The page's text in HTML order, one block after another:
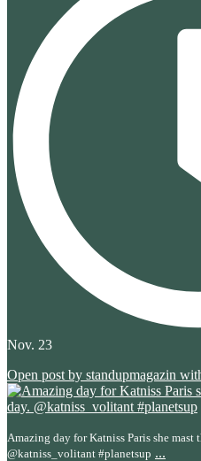
Nov. 23
Open post by standupmagazin
Amazing day for Katniss Paris she mast
@katniss_volitant #planetsup ...